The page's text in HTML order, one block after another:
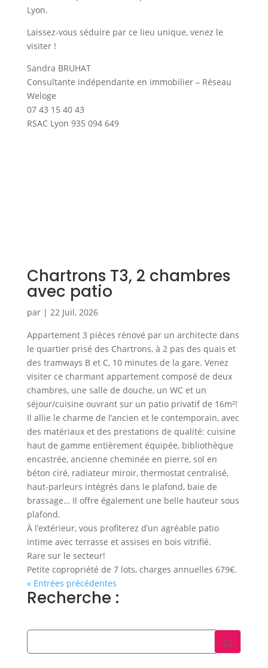
Lyon.
Laissez-vous séduire par ce lieu unique, venez le
visiter !
Sandra BRUHAT
Consultante indépendante en immobilier – Réseau
Weloge
07 43 15 40 43
RSAC Lyon 935 094 649
Chartrons T3, 2 chambres
avec patio
par | 22 Juil, 2026
Appartement 3 pièces rénové par un architecte dans
le quartier prisé des Chartrons, à 2 pas des quais et
des tramways B et C, 10 minutes de la gare. Venez
visiter ce charmant appartement composé de deux
chambres, une salle de douche, un WC et un
séjour/cuisine ouvrant sur un patio privatif de 16m²!
Il allie le charme de l’ancien et le contemporain, avec
des matériaux et des prestations de qualité: cuisine
haut de gamme entièrement équipée, bibliothèque
encastrée, ancienne cheminée en pierre, sol en
béton ciré, radiateur miroir, thermostat centralisé,
haut-parleurs intégrés dans le plafond, baie de
brassage… Il offre également une belle hauteur sous
plafond.
À l’extérieur, vous profiterez d’un agréable patio
intime avec terrasse et assises en bois vitrifié.
Rare sur le secteur!
Petite copropriété de 7 lots, charges annuelles 679€.
« Entrées précédentes
Recherche :